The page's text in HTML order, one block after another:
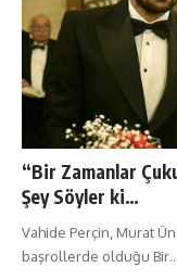
“Bir Zamanlar
Şey Söyler ki…
Vahide Perçin, Murat
başrollerde olduğu Bir…